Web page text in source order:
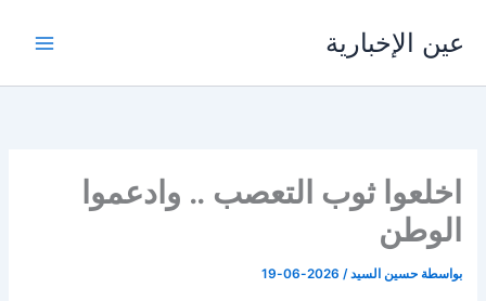
المحتوى
عين الإخبارية
اخلعوا ثوب التعصب .. وادعموا
الوطن
بواسطة حسين السيد/
2026-06-19